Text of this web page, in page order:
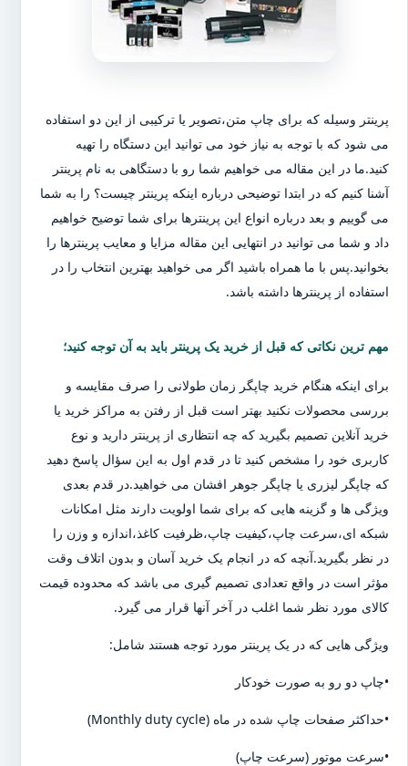
پرینتر وسیله که برای چاپ متن،تصویر یا ترکیبی از این دو استفاده
می شود که با توجه به نیاز خود می توانید این دستگاه را تهیه
کنید.ما در این مقاله می خواهیم شما رو با دستگاهی به نام پرینتر
آشنا کنیم که در ابتدا توضیحی درباره اینکه پرینتر چیست؟ را به شما
می گوییم و بعد درباره انواع این پرینترها برای شما توضیح خواهیم
داد و شما می توانید در انتهایی این مقاله مزایا و معایب پرینترها را
بخوانید.پس با ما همراه باشید اگر می خواهید بهترین انتخاب را در
استفاده از پرینترها داشته باشد.
مهم ترین نکاتی که قبل از خرید یک پرینتر باید به آن توجه کنید؛
برای اینکه هنگام خرید چاپگر زمان طولانی را صرف مقایسه و
بررسی محصولات نکنید بهتر است قبل از رفتن به مراکز خرید یا
خرید آنلاین تصمیم بگیرید که چه انتظاری از پرینتر دارید و نوع
کاربری خود را مشخص کنید تا در قدم اول به این سؤال پاسخ دهید
که چاپگر لیزری یا چاپگر جوهر افشان می خواهید.در قدم بعدی
ویژگی ها و گزینه هایی که برای شما اولویت دارند مثل امکانات
شبکه ای،سرعت چاپ،کیفیت چاپ،ظرفیت کاغذ،اندازه و وزن را
در نظر بگیرید.آنچه که در انجام یک خرید آسان و بدون اتلاف وقت
مؤثر است در واقع تعدادی تصمیم گیری می باشد که محدوده قیمت
کالای مورد نظر شما اغلب در آخر آنها قرار می گیرد.
ویژگی هایی که در یک پرینتر مورد توجه هستند شامل:
•چاپ دو رو به صورت خودکار
•حداکثر صفحات چاپ شده در ماه (Monthly duty cycle)
•سرعت موتور (سرعت چاپ)